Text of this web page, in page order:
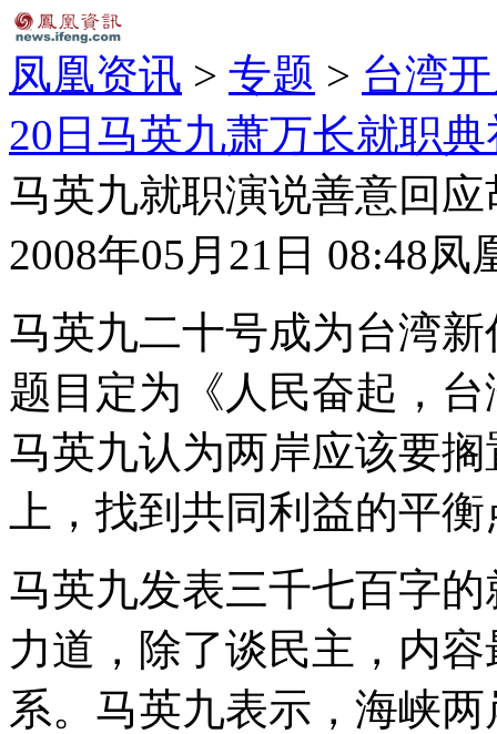
凤凰资讯 > 专题 > 台湾
20日马英九萧万长就职典
马英九就职演说善意回
2008年05月21日 08:48凤
马英九二十号成为台湾
题目定为《人民奋起，
马英九认为两岸应该要
上，找到共同利益的平
马英九发表三千七百字
力道，除了谈民主，内
系。马英九表示，海峡